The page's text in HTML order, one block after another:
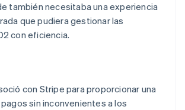
también necesitaba una experiencia
que pudiera gestionar las
con eficiencia.
con Stripe para proporcionar una
sin inconvenientes a los